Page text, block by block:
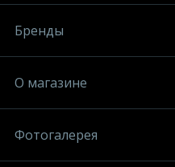
Бренды
О магазине
Фотогалерея